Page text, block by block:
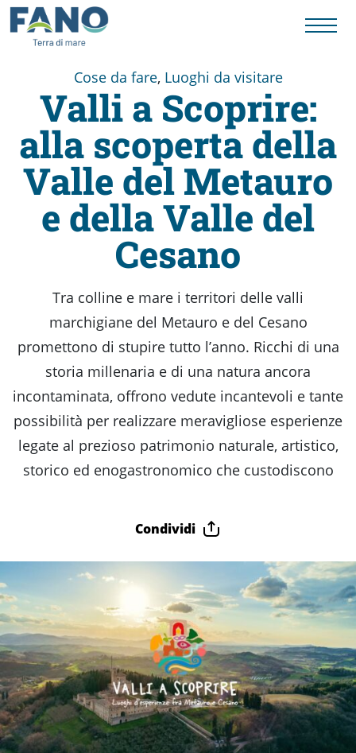
Fano
Visit
Card
da
fare
Percorsi
storici
Enogastronomia
Informazioni
Guide
Fano
Accessibili
Cose da fare, Luoghi da visitare
Valli a Scoprire:
alla scoperta della
Valle del Metauro
e della Valle del
Cesano
Tra colline e mare i territori delle valli
marchigiane del Metauro e del Cesano
promettono di stupire tutto l’anno. Ricchi di una
storia millenaria e di una natura ancora
incontaminata, offrono vedute incantevoli e tante
possibilità per realizzare meravigliose esperienze
legate al prezioso patrimonio naturale, artistico,
storico ed enogastronomico che custodiscono
Condividi